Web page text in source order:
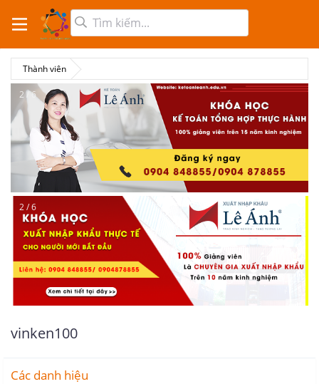
Thành viên
2 / 6
2 / 6
vinken100
Các danh hiệu